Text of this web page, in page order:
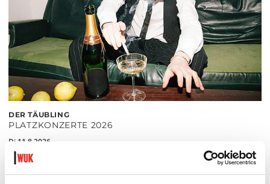
DER TÄUBLING
PLATZKONZERTE 2026
Di 11.8.2026
20.30